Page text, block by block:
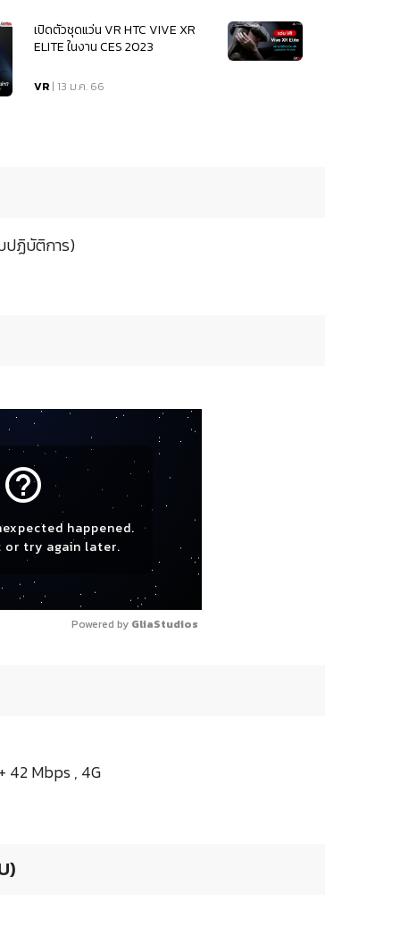
เปิดตัวชุดแว่น VR HTC VIVE XR
ELITE ในงาน CES 2023
VR | 13 ม.ค. 66
ปฏิบัติการ)
help_outline
happened.
or try again later.
Powered by GliaStudios
42 Mbps , 4G